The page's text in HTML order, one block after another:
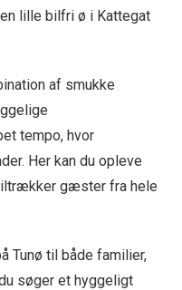
lille bilfri ø i Kattegat
af smukke
tempo, hvor
Her kan du opleve
gæster fra hele
Tunø til både familier,
søger et hyggeligt